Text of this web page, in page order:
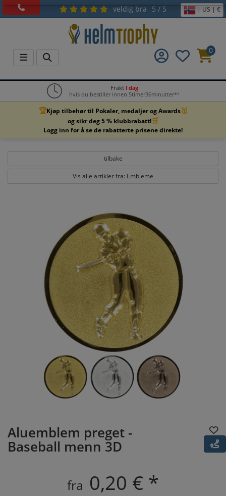
veldig bra 5 / 5 | US | €
0
Frakt I dag
hvis du bestiller innen 5timer36minutter*¹
🏆Kjøp tilbehør til Pokaler, medaljer og Awards🥇
og sikr deg 5 % klubbrabatt!🛒
Logg inn for å se de rabatterte prisene direkte!
tilbake
Vis alle artikler fra: Embleme
Aluemblem preget -
Baseball menn 3D
fra 0,20 € *